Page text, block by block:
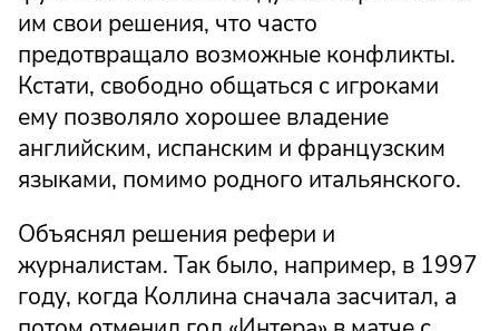
им свои решения, что часто
предотвращало возможные конфликты.
Кстати, свободно общаться с игроками
ему позволяло хорошее владение
английским, испанским и французским
языками, помимо родного итальянского.
Объяснял решения рефери и
журналистам. Так было, например, в 1997
году, когда Коллина сначала засчитал, а